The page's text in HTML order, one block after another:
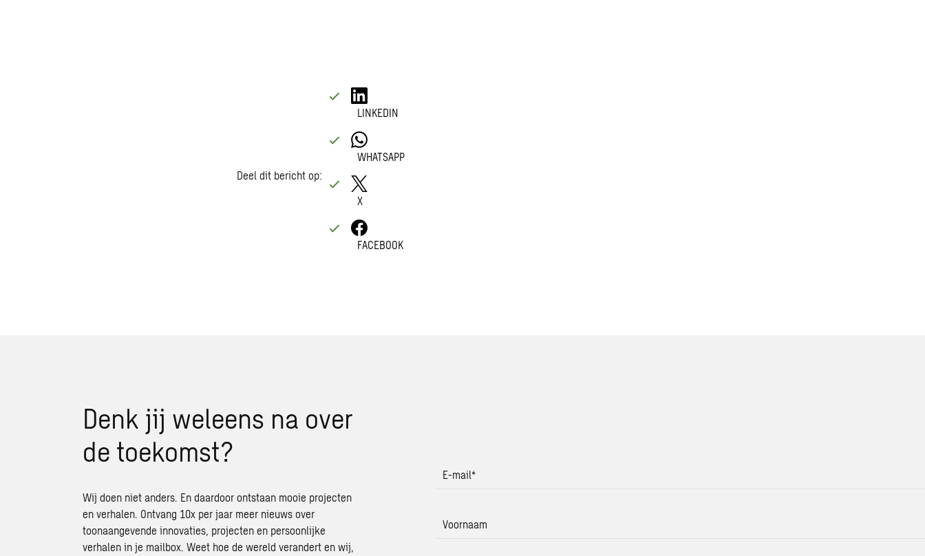
Deel dit bericht op:
LINKEDIN
WHATSAPP
X
FACEBOOK
Denk jij weleens na over
de toekomst?
Wij doen niet anders. En daardoor ontstaan mooie projecten
en verhalen. Ontvang 10x per jaar meer nieuws over
toonaangevende innovaties, projecten en persoonlijke
verhalen in je mailbox. Weet hoe de wereld verandert en wij,
E-mail*
Voornaam